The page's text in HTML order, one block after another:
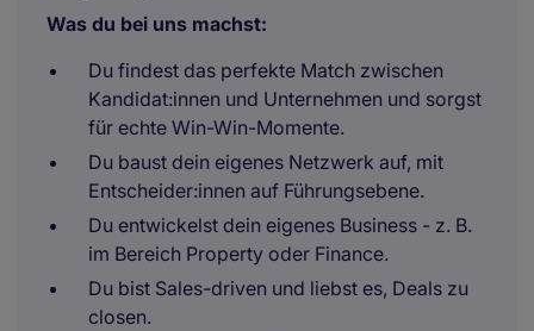
Was du bei uns machst:
Du findest das perfekte Match zwischen
Kandidat:innen und Unternehmen und sorgst
für echte Win-Win-Momente.
Du baust dein eigenes Netzwerk auf, mit
Entscheider:innen auf Führungsebene.
Du entwickelst dein eigenes Business - z. B.
im Bereich Property oder Finance.
Du bist Sales-driven und liebst es, Deals zu
closen.